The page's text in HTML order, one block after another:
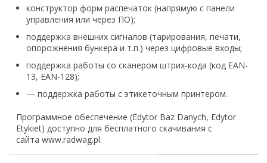
конструктор форм распечаток (напрямую с панели
управления или через ПО);
поддержка внешних сигналов (тарирования, печати,
опорожнения бункера и т.п.) через цифровые входы;
поддержка работы со сканером штрих-кода (код EAN-
13, EAN-128);
— поддержка работы с этикеточным принтером.
Программное обеспечение (Edytor Baz Danych, Edytor
Etykiet) доступно для бесплатного скачивания с
сайта www.radwag.pl.